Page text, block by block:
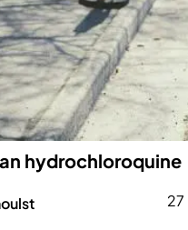
hydrochloroquine